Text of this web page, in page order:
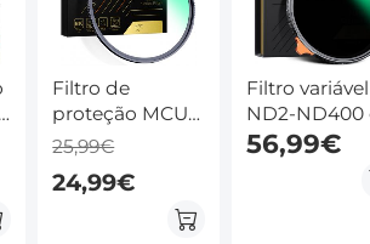
Filtro de
proteção MCUV
de 67mm Série
Nano-Xcel - 28
revestimentos
multicamadas
25,99€
24,99€
Filtro variável
ND2-ND400
67 mm (9
pontos) -
56,99€